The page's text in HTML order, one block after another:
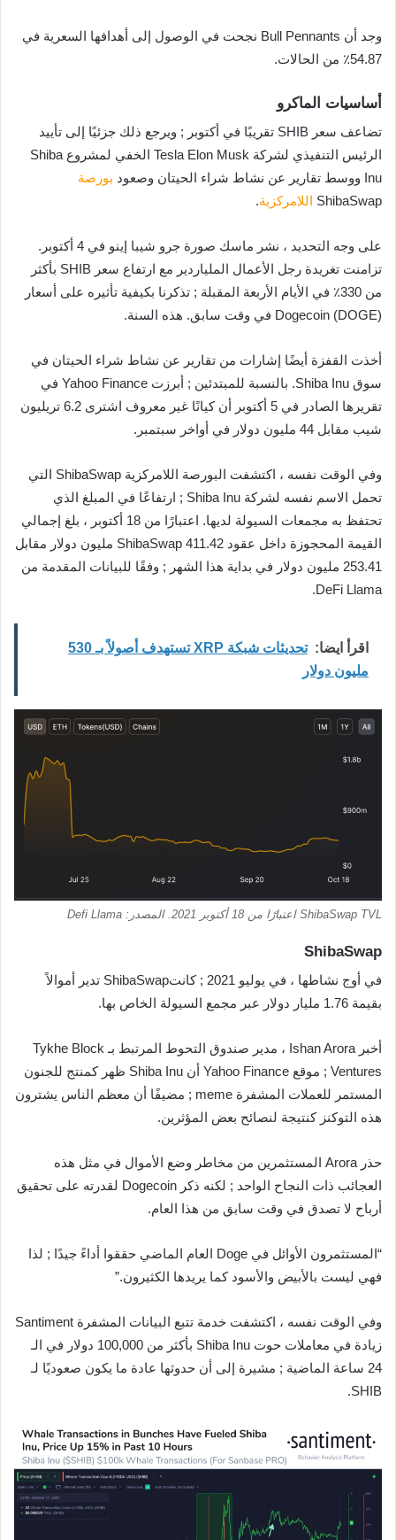
وجد أن Bull Pennants نجحت في الوصول إلى أهدافها السعرية في
54.87٪ من الحالات.
أساسيات الماكرو
تضاعف سعر SHIB تقريبًا في أكتوبر ; ويرجع ذلك جزئيًا إلى تأييد
الرئيس التنفيذي لشركة Tesla Elon Musk الخفي لمشروع Shiba
Inu ووسط تقارير عن نشاط شراء الحيتان وصعود
بورصة
ShibaSwap اللامركزية.
على وجه التحديد ، نشر ماسك صورة جرو شيبا إينو في 4 أكتوبر.
تزامنت تغريدة رجل الأعمال الملياردير مع ارتفاع سعر SHIB بأكثر
من 330٪ في الأيام الأربعة المقبلة ; تذكرنا بكيفية تأثيره على أسعار
Dogecoin (DOGE) في وقت سابق. هذه السنة.
أخذت القفزة أيضًا إشارات من تقارير عن نشاط شراء الحيتان في
سوق Shiba Inu. بالنسبة للمبتدئين ; أبرزت Yahoo Finance في
تقريرها الصادر في 5 أكتوبر أن كيانًا غير معروف اشترى 6.2 تريليون
شيب مقابل 44 مليون دولار في أواخر سبتمبر.
وفي الوقت نفسه ، اكتشفت البورصة اللامركزية ShibaSwap التي
تحمل الاسم نفسه لشركة Shiba Inu ; ارتفاعًا في المبلغ الذي
تحتفظ به مجمعات السيولة لديها. اعتبارًا من 18 أكتوبر ، بلغ إجمالي
القيمة المحجوزة داخل عقود ShibaSwap 411.42 مليون دولار مقابل
253.41 مليون دولار في بداية هذا الشهر ; وفقًا للبيانات المقدمة من
DeFi Llama.
اقرأ ايضا:
تحديثات شبكة XRP تستهدف أصولاً بـ 530
مليون دولار
ShibaSwap TVL اعتبارًا من 18 أكتوبر 2021. المصدر: Defi Llama
ShibaSwap
في أوج نشاطها ، في يوليو 2021 ; كانتShibaSwap تدير أموالاً
بقيمة 1.76 مليار دولار عبر مجمع السيولة الخاص بها.
أخبر Ishan Arora ، مدير صندوق التحوط المرتبط بـ Tykhe Block
Ventures ; موقع Yahoo Finance أن Shiba Inu ظهر كمنتج للجنون
المستمر للعملات المشفرة meme ; مضيفًا أن معظم الناس يشترون
هذه التوكنز كنتيجة لنصائح بعض المؤثرين.
حذر Arora المستثمرين من مخاطر وضع الأموال في مثل هذه
العجائب ذات النجاح الواحد ; لكنه ذكر Dogecoin لقدرته على تحقيق
أرباح لا تصدق في وقت سابق من هذا العام.
“المستثمرون الأوائل في Doge العام الماضي حققوا أداءً جيدًا ; لذا
فهي ليست بالأبيض والأسود كما يريدها الكثيرون.”
وفي الوقت نفسه ، اكتشفت خدمة تتبع البيانات المشفرة Santiment
زيادة في معاملات حوت Shiba Inu بأكثر من 100,000 دولار في الـ
24 ساعة الماضية ; مشيرة إلى أن حدوثها عادة ما يكون صعوديًا لـ
SHIB.